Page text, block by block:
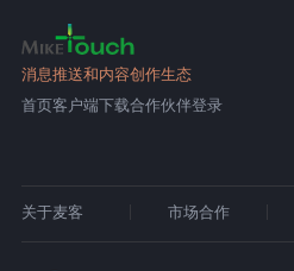
消息推送和内容创作生态
首页客户端下载合作伙伴登录
关于麦客 市场合作